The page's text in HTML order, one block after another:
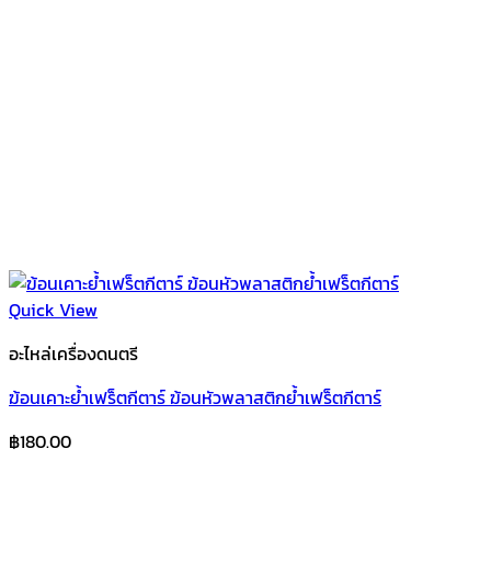
Quick View
อะไหล่เครื่องดนตรี
ฆ้อนเคาะย้ำเฟร็ตกีตาร์ ฆ้อนหัวพลาสติกย้ำเฟร็ตกีตาร์
฿180.00